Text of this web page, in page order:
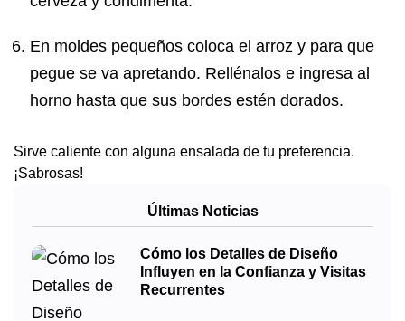
En moldes pequeños coloca el arroz y para que
pegue se va apretando. Rellénalos e ingresa al
horno hasta que sus bordes estén dorados.
Sirve caliente con alguna ensalada de tu preferencia.
¡Sabrosas!
Últimas Noticias
Cómo los Detalles de Diseño
Influyen en la Confianza y Visitas
Recurrentes